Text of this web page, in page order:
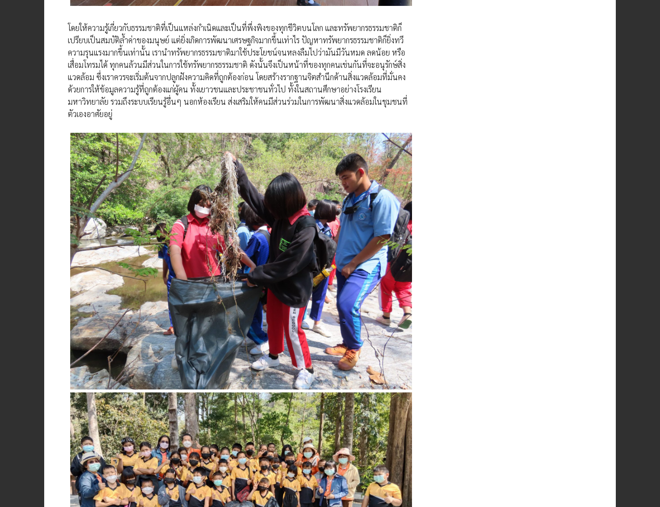
โดยให้ความรู้​เกี่ยวกับ​ธรรมชาติที่เป็​นแหล่งกำเนิดและเป็นที่พึ่งพิงของทุกชีวิตบนโลก และทรัพยากรธรรมชาติก็
เปรียบเป็นสมบัติล้ำค่าของมนุษย์ แต่ยิ่งเกิดการพัฒนาเศรษฐกิจมากขึ้นเท่าไร ปัญหาทรัพยากรธรรมชาติก็ยิ่งทวี
ความรุนแรงมากขึ้นเท่านั้น เรานำทรัพยากรธรรมชาติมาใช้ประโยชน์จนหลงลืมไปว่ามันมีวันหมด ลดน้อย หรือ
เสื่อมโทรมได้ ทุกคนล้วนมีส่วนในการใช้ทรัพยากรธรรมชาติ ดังนั้นจึงเป็นหน้าที่ของทุกคนเช่นกันที่จะอนุรักษ์สิ่ง
แวดล้อม ซึ่งเราควรจะเริ่มต้นจากปลูกฝังความคิดที่ถูกต้องก่อน โดยสร้างรากฐานจิตสำนึกด้านสิ่งแวดล้อมที่มั่นคง
ด้วยการให้ข้อมูลความรู้ที่ถูกต้องแก่ผู้คน ทั้งเยาวชนและประชาชนทั่วไป ทั้งในสถานศึกษาอย่างโรงเรียน
มหาวิทยาลัย รวมถึงระบบเรียนรู้อื่นๆ นอกห้องเรียน ส่งเสริมให้คนมีส่วนร่วมในการพัฒนาสิ่งแวดล้อมในชุมชนที่
ตัวเองอาศัยอยู่